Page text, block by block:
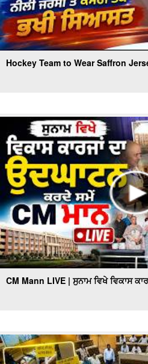
Hockey Team to Wear Saffron
CM Mann LIVE | ਸੁਨਾਮ ਵਿਖੇ ਵਿਕਾਸ